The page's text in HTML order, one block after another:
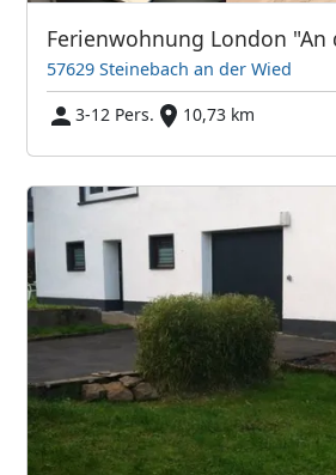
57629 Steinebach an der Wied
3-12 Pers.
10,73 km